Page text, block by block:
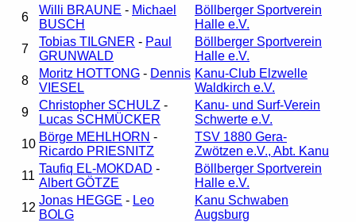
6
Willi BRAUNE - Michael
BUSCH
Böllberger Sportverein
Halle e.V.
7
Tobias TILGNER - Paul
GRUNWALD
Böllberger Sportverein
Halle e.V.
8
Moritz HOTTONG - Dennis
VIESEL
Kanu-Club Elzwelle
Waldkirch e.V.
9
Christopher SCHULZ -
Lucas SCHMÜCKER
Kanu- und Surf-Verein
Schwerte e.V.
10
Börge MEHLHORN -
Ricardo PRIESNITZ
TSV 1880 Gera-
Zwötzen e.V., Abt. Kanu
11
Taufiq EL-MOKDAD -
Albert GÖTZE
Böllberger Sportverein
Halle e.V.
12
Jonas HEGGE - Leo
BOLG
Kanu Schwaben
Augsburg